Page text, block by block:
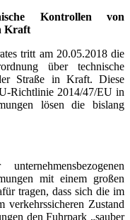
Kontrollen von
Kraft
tritt am 20.05.2018 die
über technische
Straße in Kraft. Diese
Richtlinie 2014/47/EU in
lösen die bislang
mit einem großen
tragen, dass sich die im
verkehrssicheren Zustand
den Fuhrpark
sauber